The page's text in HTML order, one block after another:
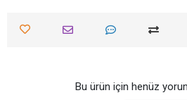
Bu ürün için henüz